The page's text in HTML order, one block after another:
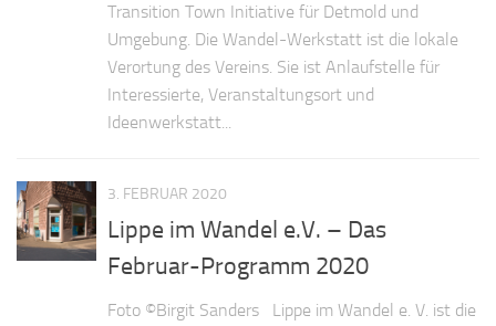
Transition Town Initiative für Detmold und
Umgebung. Die Wandel-Werkstatt ist die lokale
Verortung des Vereins. Sie ist Anlaufstelle für
Interessierte, Veranstaltungsort und
Ideenwerkstatt...
3. FEBRUAR 2020
Lippe im Wandel e.V. – Das
Februar-Programm 2020
Foto ©Birgit Sanders Lippe im Wandel e. V. ist die